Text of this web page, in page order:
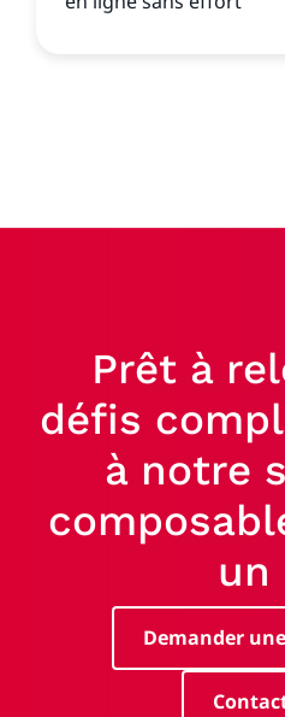
Prêt à
défis
à notre
un
Demander